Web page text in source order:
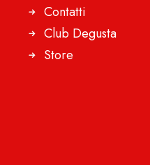
Contatti
Club Degusta
Store